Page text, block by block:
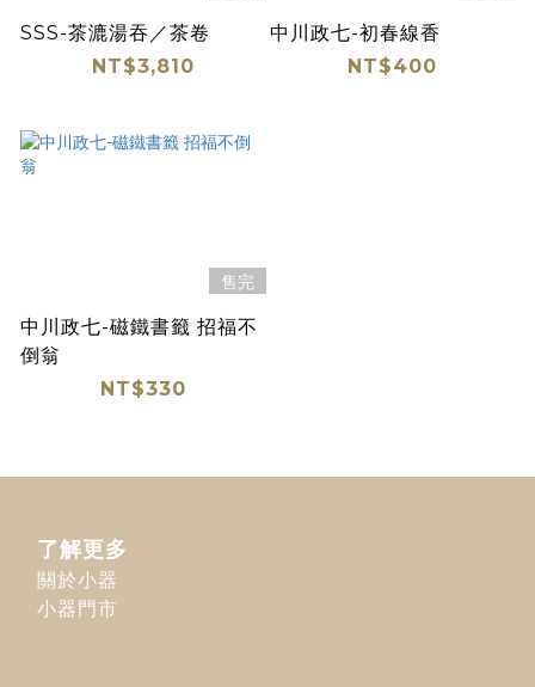
SSS-茶漉湯吞／茶卷
NT$3,810
中川政七-初春線香
NT$400
售完
中川政七-磁鐵書籤 招福不
倒翁
NT$330
了解更多
關於小器
小器門市